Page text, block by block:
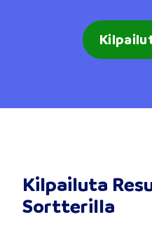
Kilpailuta
Sortterilla